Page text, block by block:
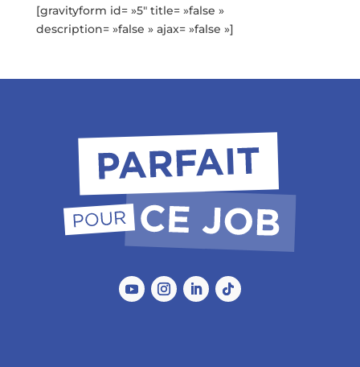
[gravityform id= »5″ title= »false »
description= »false » ajax= »false »]